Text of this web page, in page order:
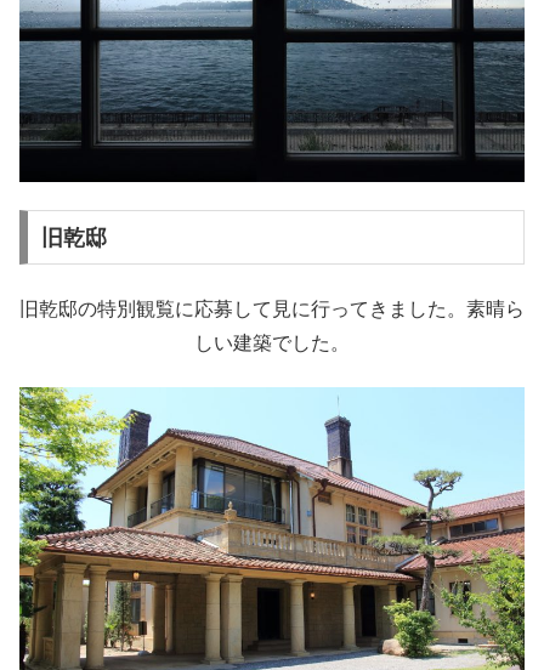
旧乾邸
旧乾邸の特別観覧に応募して見に行ってきました。素晴ら
しい建築でした。